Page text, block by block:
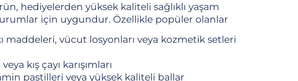
hediyelerden yüksek kaliteli sağlıklı yaşam
için uygundur. Özellikle popüler olanlar
maddeleri, vücut losyonları veya kozmetik setleri
kış çayı karışımları
pastilleri veya yüksek kaliteli ballar